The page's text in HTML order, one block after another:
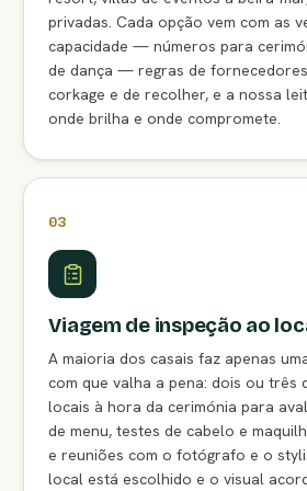
privadas. Cada opção vem com as
capacidade — números para
de dança — regras de
corkage e de recolher, e a nossa
onde brilha e onde compromete.
03
Viagem de inspeção ao
A maioria dos casais faz apenas
com que valha a pena: dois ou três
locais à hora da cerimónia para
de menu, testes de cabelo e
e reuniões com o fotógrafo e o
local está escolhido e o visual